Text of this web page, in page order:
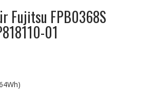
Fujitsu FPB0368S
01